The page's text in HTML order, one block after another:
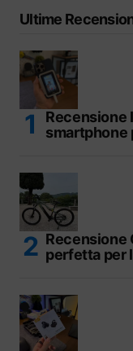
Ultime
Recensione
smartphone
Recensione
perfetta per